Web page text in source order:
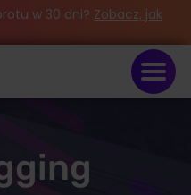
w 30 dni? Zobacz, jak